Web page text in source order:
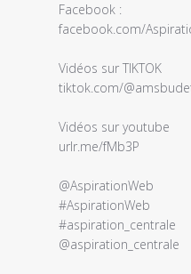
l'examen
Titre
personnalisé
2022
Facebook :
facebook.com/
Vidéos sur TIKTOK
tiktok.com/
Vidéos sur youtube
urlr.me/fMb3P
@AspirationWeb
#AspirationWeb
#aspiration_centrale
@aspiration_centrale